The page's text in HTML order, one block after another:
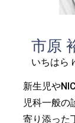
市原
いちはら
新生児や
児科一般の
寄り添った